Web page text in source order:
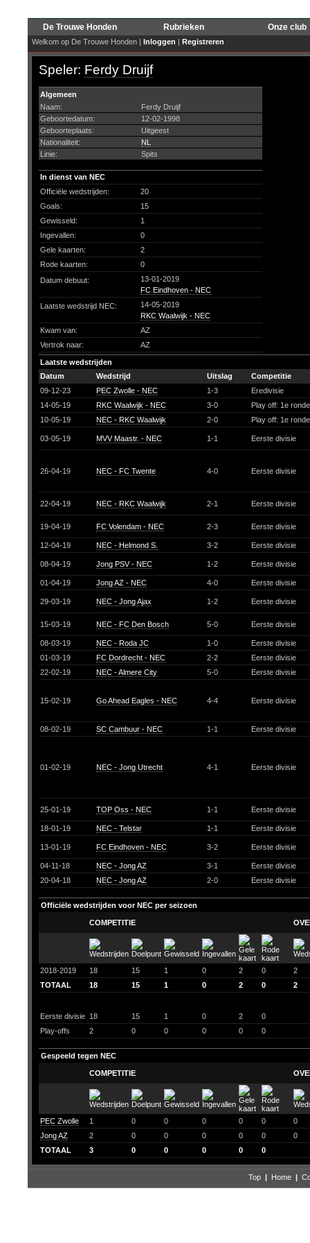
De Trouwe Honden Rubrieken Onze club
Welkom op De Trouwe Honden | Inloggen | Registreren
Speler: Ferdy Druijf
Algemeen
Naam:
Ferdy Druijf
Geboortedatum:
12-02-1998
Geboorteplaats:
Uitgeest
Nationaliteit:
NL
Linie:
Spits
In dienst van NEC
Officiële wedstrijden:
20
Goals:
15
Gewisseld:
1
Ingevallen:
0
Gele kaarten:
2
Rode kaarten:
0
Datum debuut:
13-01-2019
FC Eindhoven - NEC
Laatste wedstrijd NEC:
14-05-2019
RKC Waalwijk - NEC
Kwam van:
AZ
Vertrok naar:
AZ
Laatste wedstrijden
Datum
Wedstrijd Uitslag
Competitie
09-12-23
PEC Zwolle - NEC 1-3
Eredivisie
14-05-19
RKC Waalwijk - NEC 3-0
Play off: 1e
10-05-19
NEC - RKC Waalwijk 2-0 Play off: 1e
03-05-19 MVV Maastr. - NEC 1-1 Eerste divisie
26-04-19 NEC - FC Twente 4-0 Eerste divisie
22-04-19 NEC - RKC Waalwijk 2-1 Eerste divisie
19-04-19 FC Volendam - NEC 2-3 Eerste divisie
12-04-19 NEC - Helmond S. 3-2 Eerste divisie
08-04-19 Jong PSV - NEC 1-2 Eerste divisie
01-04-19 Jong AZ - NEC 4-0 Eerste divisie
29-03-19 NEC - Jong Ajax 1-2 Eerste divisie
15-03-19 NEC - FC Den Bosch 5-0 Eerste divisie
08-03-19 NEC - Roda JC 1-0
Eerste divisie
01-03-19
FC Dordrecht - NEC 2-2
Eerste divisie
22-02-19
NEC - Almere City 5-0 Eerste divisie
15-02-19 Go Ahead Eagles - NEC 4-4 Eerste divisie
08-02-19 SC Cambuur - NEC 1-1 Eerste divisie
01-02-19 NEC - Jong Utrecht 4-1 Eerste divisie
25-01-19 TOP Oss - NEC 1-1 Eerste divisie
18-01-19 NEC - Telstar 1-1 Eerste divisie
13-01-19 FC Eindhoven - NEC 3-2 Eerste divisie
04-11-18 NEC - Jong AZ 3-1
Eerste divisie
20-04-18
NEC - Jong AZ 2-0 Eerste divisie
Officiële wedstrijden voor NEC per seizoen
COMPETITIE
2018-2019 18 15 1 0 2 0
2
TOTAAL
18 15 1 0 2 0 2
Eerste divisie 18 15 1 0 2
0
Play-offs
2 0 0 0 0 0
Gespeeld tegen NEC
COMPETITIE
PEC Zwolle 1 0 0 0 0 0
0
Jong AZ
2 0 0 0 0 0
0
TOTAAL
3 0 0 0 0 0
Top | Home |